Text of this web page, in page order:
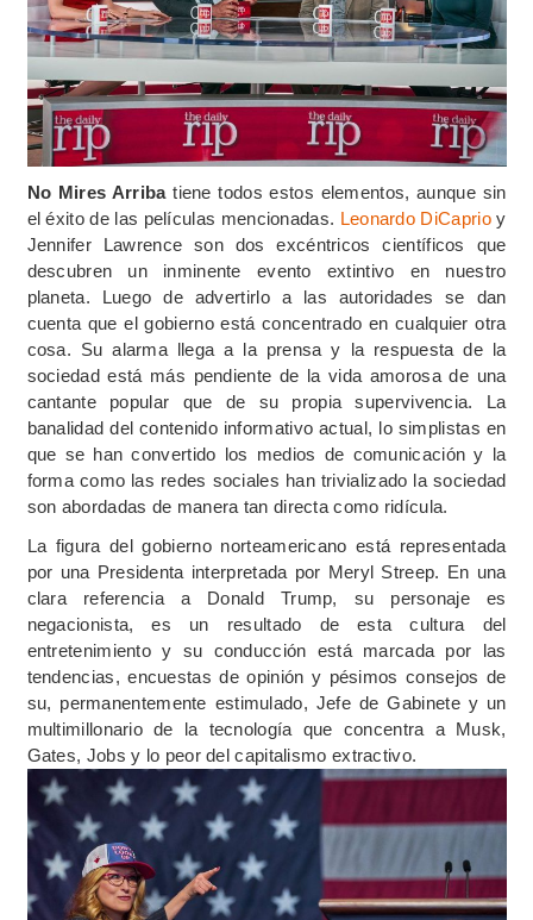
No Mires Arribatiene todos estos elementos, aunque sin
el éxito de las películas mencionadas. Leonardo DiCaprioy
Jennifer Lawrence son dos excéntricos científicos que
descubren un inminente evento extintivo en nuestro
planeta. Luego de advertirlo a las autoridades se dan
cuenta que el gobierno está concentrado en cualquier otra
cosa. Su alarma llega a la prensa y la respuesta de la
sociedad está más pendiente de la vida amorosa de una
cantante popular que de su propia supervivencia. La
banalidad del contenido informativo actual, lo simplistas en
que se han convertido los medios de comunicación y la
forma como las redes sociales han trivializado la sociedad
son abordadas de manera tan directa como ridícula.
La figura del gobierno norteamericano está representada
por una Presidenta interpretada por Meryl Streep. En una
clara referencia a Donald Trump, su personaje es
negacionista, es un resultado de esta cultura del
entretenimiento y su conducción está marcada por las
tendencias, encuestas de opinión y pésimos consejos de
su, permanentemente estimulado, Jefe de Gabinete y un
multimillonario de la tecnología que concentra a Musk,
Gates, Jobs y lo peor del capitalismo extractivo.